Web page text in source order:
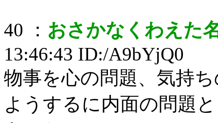
40 ： おさかなくわえた
13:46:43 ID:/A9bYjQ0
物事を心の問題、気持
ようするに内面の問題